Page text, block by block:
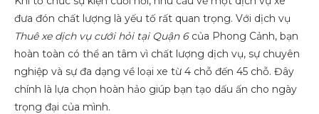
đưa đón chất lượng là yếu tố rất quan trọng. Với dịch vụ
Thuê xe dịch vụ cưới hỏi tại Quận 6của Phong Cảnh, bạn
hoàn toàn có thể an tâm vì chất lượng dịch vụ, sự chuyên
nghiệp và sự đa dạng về loại xe từ 4 chỗ đến 45 chỗ. Đây
chính là lựa chọn hoàn hảo giúp bạn tạo dấu ấn cho ngày
trọng đại của mình.